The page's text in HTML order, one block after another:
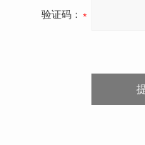
验证码：